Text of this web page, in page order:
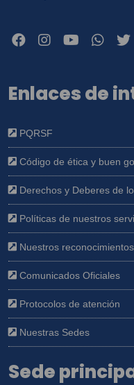
Enlaces de
PQRSF
Código de ética y buen
Derechos y Deberes de
Políticas de nuestros
Nuestros reconocimientos
Comunicados Oficiales
Protocolos de atención
Nuestras Sedes
Sede